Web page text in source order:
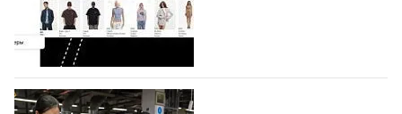
Гуанчжоу, столице моды Китая, является
профессиональной обувной компанией,
объединяющей разработку, производство и…
07.08.2026 628
На платформе Lamoda - новый раздел и